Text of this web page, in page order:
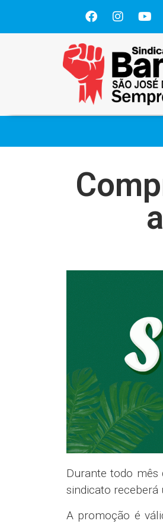
Durante todo mês
sindicato receberá
A promoção é